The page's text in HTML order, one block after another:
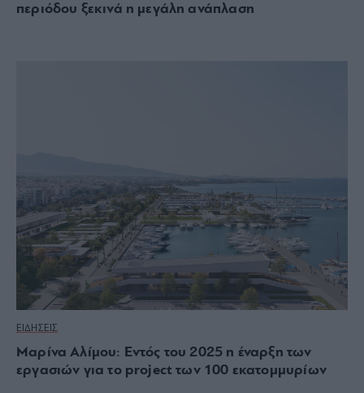
περιόδου ξεκινά η μεγάλη ανάπλαση
ΕΙΔΗΣΕΙΣ
Mαρίνα Αλίμου: Εντός του 2025 η έναρξη των
εργασιών για το project των 100 εκατομμυρίων